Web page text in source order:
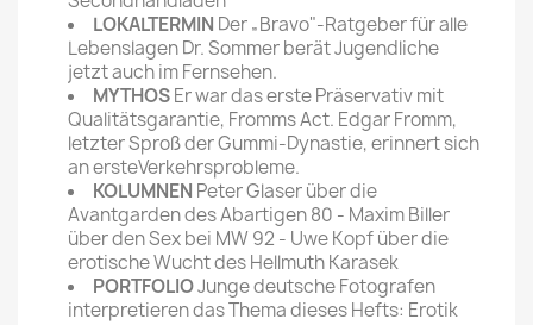
LOKALTERMIN Der „Bravo"-Ratgeber für alle
Lebenslagen Dr. Sommer berät Jugendliche
jetzt auch im Fernsehen.
MYTHOSEr war das erste Präservativ mit
Qualitätsgarantie, Fromms Act. Edgar Fromm,
letzter Sproß der Gummi-Dynastie, erinnert sich
an ersteVerkehrsprobleme.
KOLUMNEN Peter Glaser über die
Avantgarden des Abartigen 80 - Maxim Biller
über den Sex bei MW 92 - Uwe Kopf über die
erotische Wucht des Hellmuth Karasek
PORTFOLIOJunge deutsche Fotografen
interpretieren das Thema dieses Hefts: Erotik